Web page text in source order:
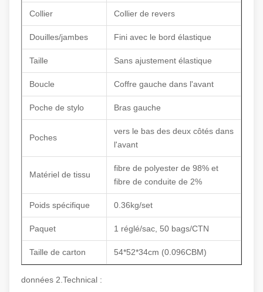
Collier Collier de revers
Douilles/jambes Fini avec le bord élastique
Taille Sans ajustement élastique
Boucle Coffre gauche dans l'avant
Poche de stylo Bras gauche
Poches
vers le bas des deux côtés dans
l'avant
Matériel de tissu
fibre de polyester de 98% et
fibre de conduite de 2%
Poids spécifique 0.36kg/set
Paquet 1 réglé/sac, 50 bags/CTN
Taille de carton 54*52*34cm (0.096CBM)
données 2.Technical :